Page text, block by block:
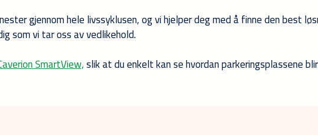
gjennom hele livssyklusen, og vi hjelper deg med å finne den best
som vi tar oss av vedlikehold.
SmartView,slik at du enkelt kan se hvordan parkeringsplassene